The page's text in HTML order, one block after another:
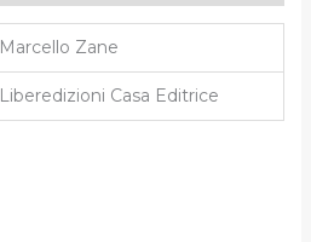
Marcello Zane
Liberedizioni Casa Editrice